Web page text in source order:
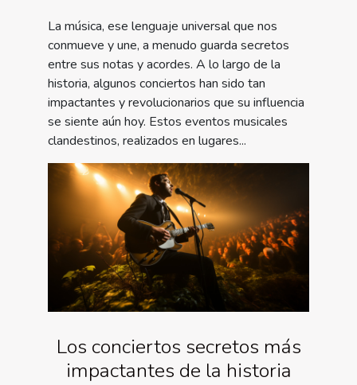
La música, ese lenguaje universal que nos
conmueve y une, a menudo guarda secretos
entre sus notas y acordes. A lo largo de la
historia, algunos conciertos han sido tan
impactantes y revolucionarios que su influencia
se siente aún hoy. Estos eventos musicales
clandestinos, realizados en lugares...
Los conciertos secretos más
impactantes de la historia